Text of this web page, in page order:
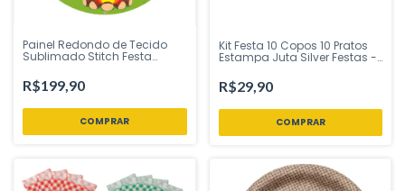
Painel Redondo de Tecido
Sublimado Stitch Festa
- Inspire sua Festa Loja
R$199,90
Kit Festa 10 Copos 10 Pratos
Estampa Juta Silver Festas -
R$29,90